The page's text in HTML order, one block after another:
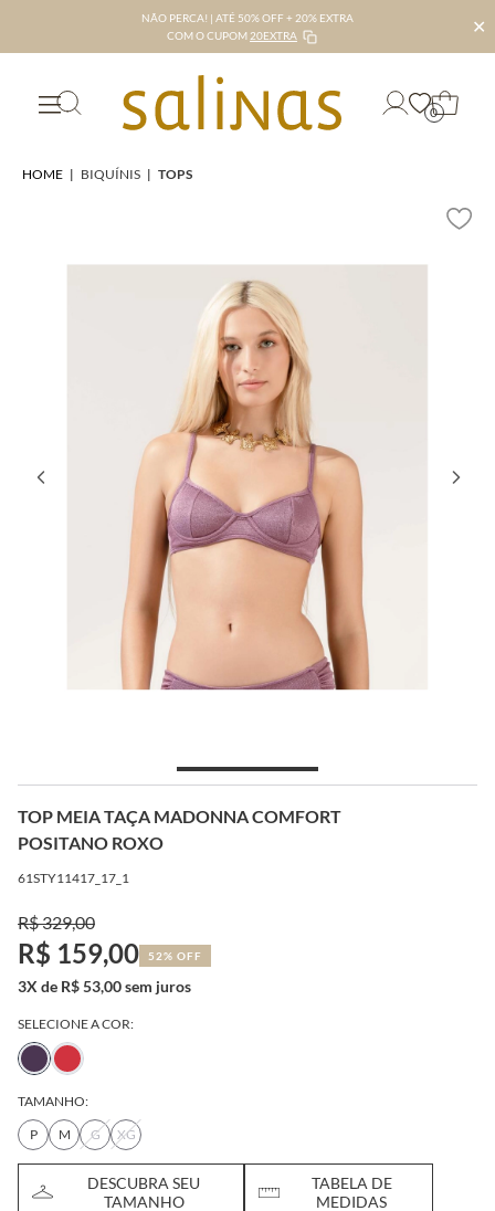
NÃO PERCA! | ATÉ 50% OFF + 20% EXTRA
COM O CUPOM 20EXTRA ✕
0
HOME | BIQUÍNIS | TOPS
TOP MEIA TAÇA MADONNA COMFORT
POSITANO ROXO
61STY11417_17_1
R$ 329,00
R$ 159,00 52% OFF
3X de R$ 53,00 sem juros
SELECIONE A COR:
TAMANHO:
P
M G XG
DESCUBRA SEU
TAMANHO
TABELA DE
MEDIDAS